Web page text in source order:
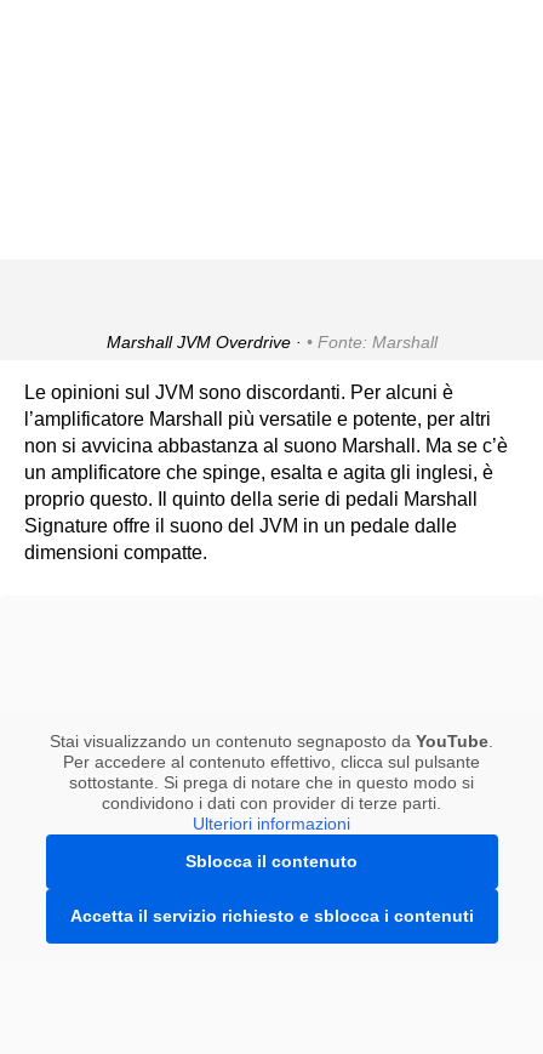
Marshall JVM Overdrive · Fonte: Marshall
Le opinioni sul JVM sono discordanti. Per alcuni è
l’amplificatore Marshall più versatile e potente, per altri
non si avvicina abbastanza al suono Marshall. Ma se c’è
un amplificatore che spinge, esalta e agita gli inglesi, è
proprio questo. Il quinto della serie di pedali Marshall
Signature offre il suono del JVM in un pedale dalle
dimensioni compatte.
Stai visualizzando un contenuto segnaposto da YouTube
Per accedere al contenuto effettivo, clicca sul pulsante
sottostante. Si prega di notare che in questo modo si
condividono i dati con provider di terze parti.
Ulteriori informazioni
Sblocca il contenuto
Accetta il servizio richiesto e sblocca i contenuti